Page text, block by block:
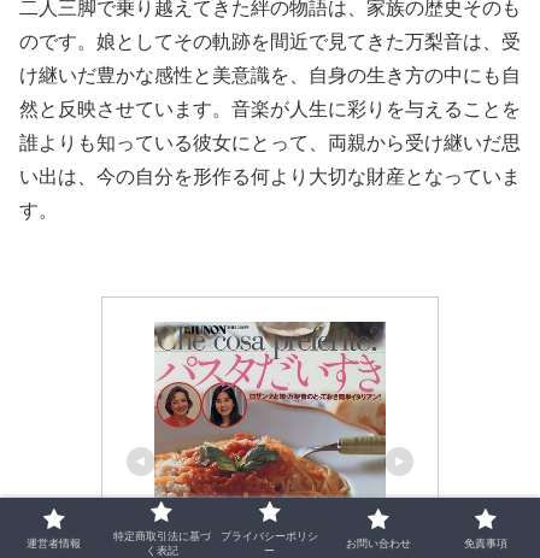
二人三脚で乗り越えてきた絆の物語は、家族の歴史そのも
のです。娘としてその軌跡を間近で見てきた万梨音は、受
け継いだ豊かな感性と美意識を、自身の生き方の中にも自
然と反映させています。音楽が人生に彩りを与えることを
誰よりも知っている彼女にとって、両親から受け継いだ思
い出は、今の自分を形作る何より大切な財産となっていま
す。
運営者情報
特定商取引法に基づ
く表記
プライバシーポリシ
ー
お問い合わせ 免責事項